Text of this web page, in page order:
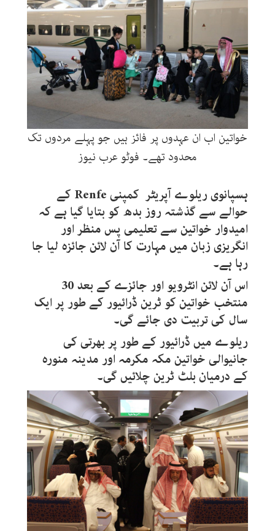
خواتین اب ان عہدوں پر فائز ہیں جو پہلے مردوں تک
محدود تھے۔ فوٹو عرب نیوز
ہسپانوی ریلوے آپریٹر کمپنیRenfe کے
حوالے سے گذشتہ روز بدھ کو بتایا گیا ہے کہ
امیدوار خواتین سے تعلیمی پس منظر اور
انگریزی زبان میں مہارت کا آن لائن جائزہ لیا جا
رہا ہے۔
اس آن لائن انٹرویو اور جائزے کے بعد 30
منتخب خواتین کو ٹرین ڈرائیور کے طور پر ایک
سال کی تربیت دی جائے گی۔
ریلوے میں ڈرائیور کے طور پر بھرتی کی
جانیوالی خواتین مکہ مکرمہ اور مدینہ منورہ
کے درمیان بلٹ ٹرین چلائیں گی۔